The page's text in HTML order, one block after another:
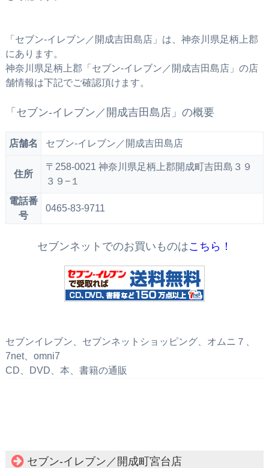
「セブン‐イレブン／開成吉田島店」は、神奈川県足柄上郡
にあります。
神奈川県足柄上郡「セブン‐イレブン／開成吉田島店」の店
舗情報は下記でご確認頂けます。
「セブン‐イレブン／開成吉田島店」の概要
店舗名 セブン‐イレブン／開成吉田島店
住所
〒258-0021 神奈川県足柄上郡開成町吉田島３９
３９−１
電話番
号
0465-83-9711
セブンネットでのお買いものはこちら！
セブンイレブン、セブンネットショッピング、オムニ７、
7net、omni7
CD、DVD、本、書籍の通販
セブン‐イレブン／開成町宮台店